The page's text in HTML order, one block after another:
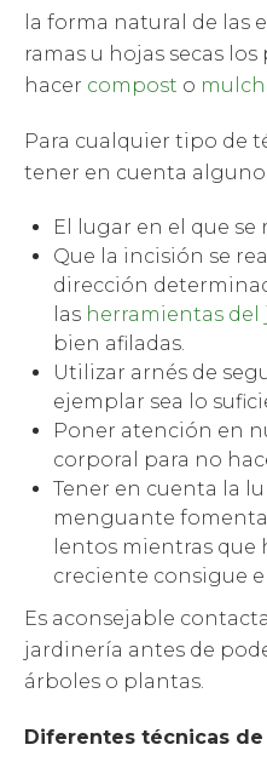
la forma natural de las
ramas u hojas secas
hacer compost o
Para cualquier tipo de
tener en cuenta
El lugar en el que se
Que la incisión se
dirección
las herramientas del
bien afiladas.
Utilizar arnés de
ejemplar sea lo
Poner atención en
corporal para no
Tener en cuenta la
menguante
lentos mientras que
creciente consigue
Es aconsejable
jardinería antes de
árboles o plantas.
Diferentes técnicas de